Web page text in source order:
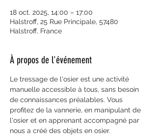
18 oct. 2025, 14:00 – 17:00
Halstroff, 25 Rue Principale, 57480
Halstroff, France
À propos de l'événement
Le tressage de l'osier est une activité
manuelle accessible à tous, sans besoin
de connaissances préalables. Vous
profitez de la vannerie, en manipulant de
l'osier et en apprenant accompagné par
nous a créé des objets en osier.